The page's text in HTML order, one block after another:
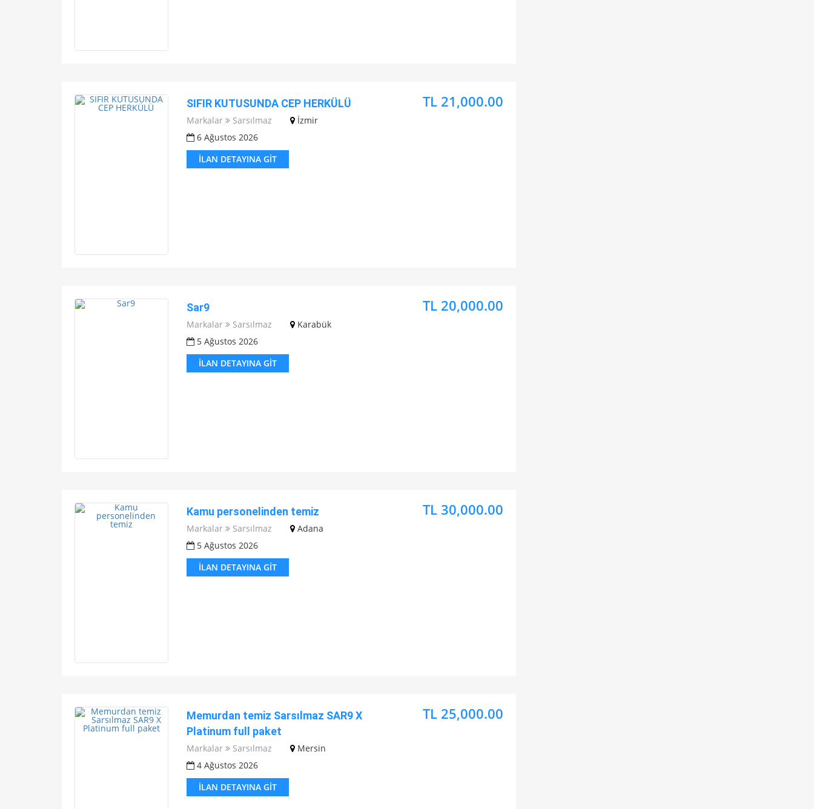
SIFIR KUTUSUNDA CEP HERKÜLÜ
Markalar Sarsılmaz
İzmir
6 Ağustos 2026
İLAN DETAYINA GIT
TL 21,000.00
Sar9
Markalar Sarsılmaz
Karabük
5 Ağustos 2026
İLAN DETAYINA GIT
TL 20,000.00
Kamu personelinden temiz
Markalar Sarsılmaz
Adana
5 Ağustos 2026
İLAN DETAYINA GIT
TL 30,000.00
Memurdan temiz Sarsılmaz SAR9 X
Platinum full paket
Markalar Sarsılmaz
Mersin
4 Ağustos 2026
İLAN DETAYINA GIT
TL 25,000.00